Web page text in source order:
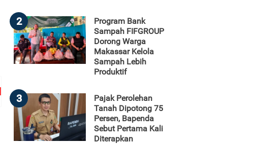
2
Program Bank
Sampah FIFGROUP
Dorong Warga
Makassar Kelola
Sampah Lebih
Produktif
3
Pajak Perolehan
Tanah Dipotong 75
Persen, Bapenda
Sebut Pertama Kali
Diterapkan